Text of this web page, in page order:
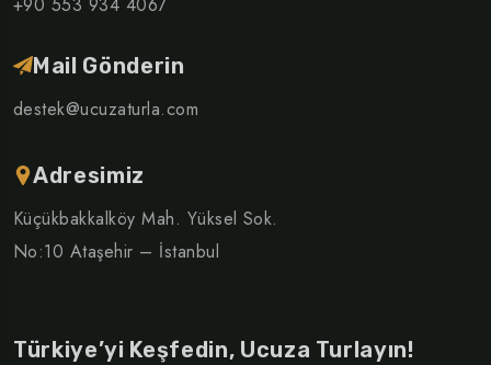
+90 553 934 4067
Mail Gönderin
destek@ucuzaturla.com
Adresimiz
Küçükbakkalköy Mah. Yüksel Sok.
No:10 Ataşehir – İstanbul
Türkiye’yi Keşfedin, Ucuza Turlayın!